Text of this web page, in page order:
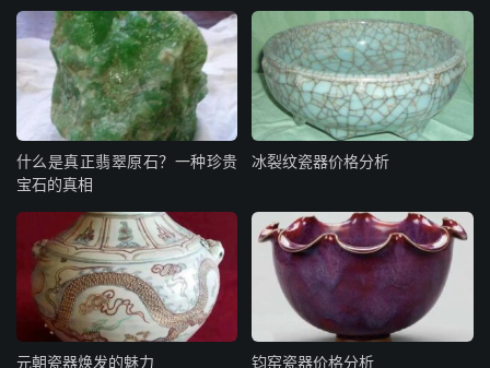
什么是真正翡翠原石？一种珍贵
宝石的真相
冰裂纹瓷器价格分析
元朝瓷器焕发的魅力 钧窑瓷器价格分析